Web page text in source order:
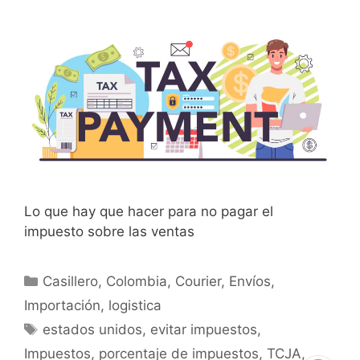
Lo que hay que hacer para no pagar el
impuesto sobre las ventas
Casillero, Colombia, Courier, Envíos,
Importación, logistica
estados unidos, evitar impuestos,
Impuestos, porcentaje de impuestos, TCJA,